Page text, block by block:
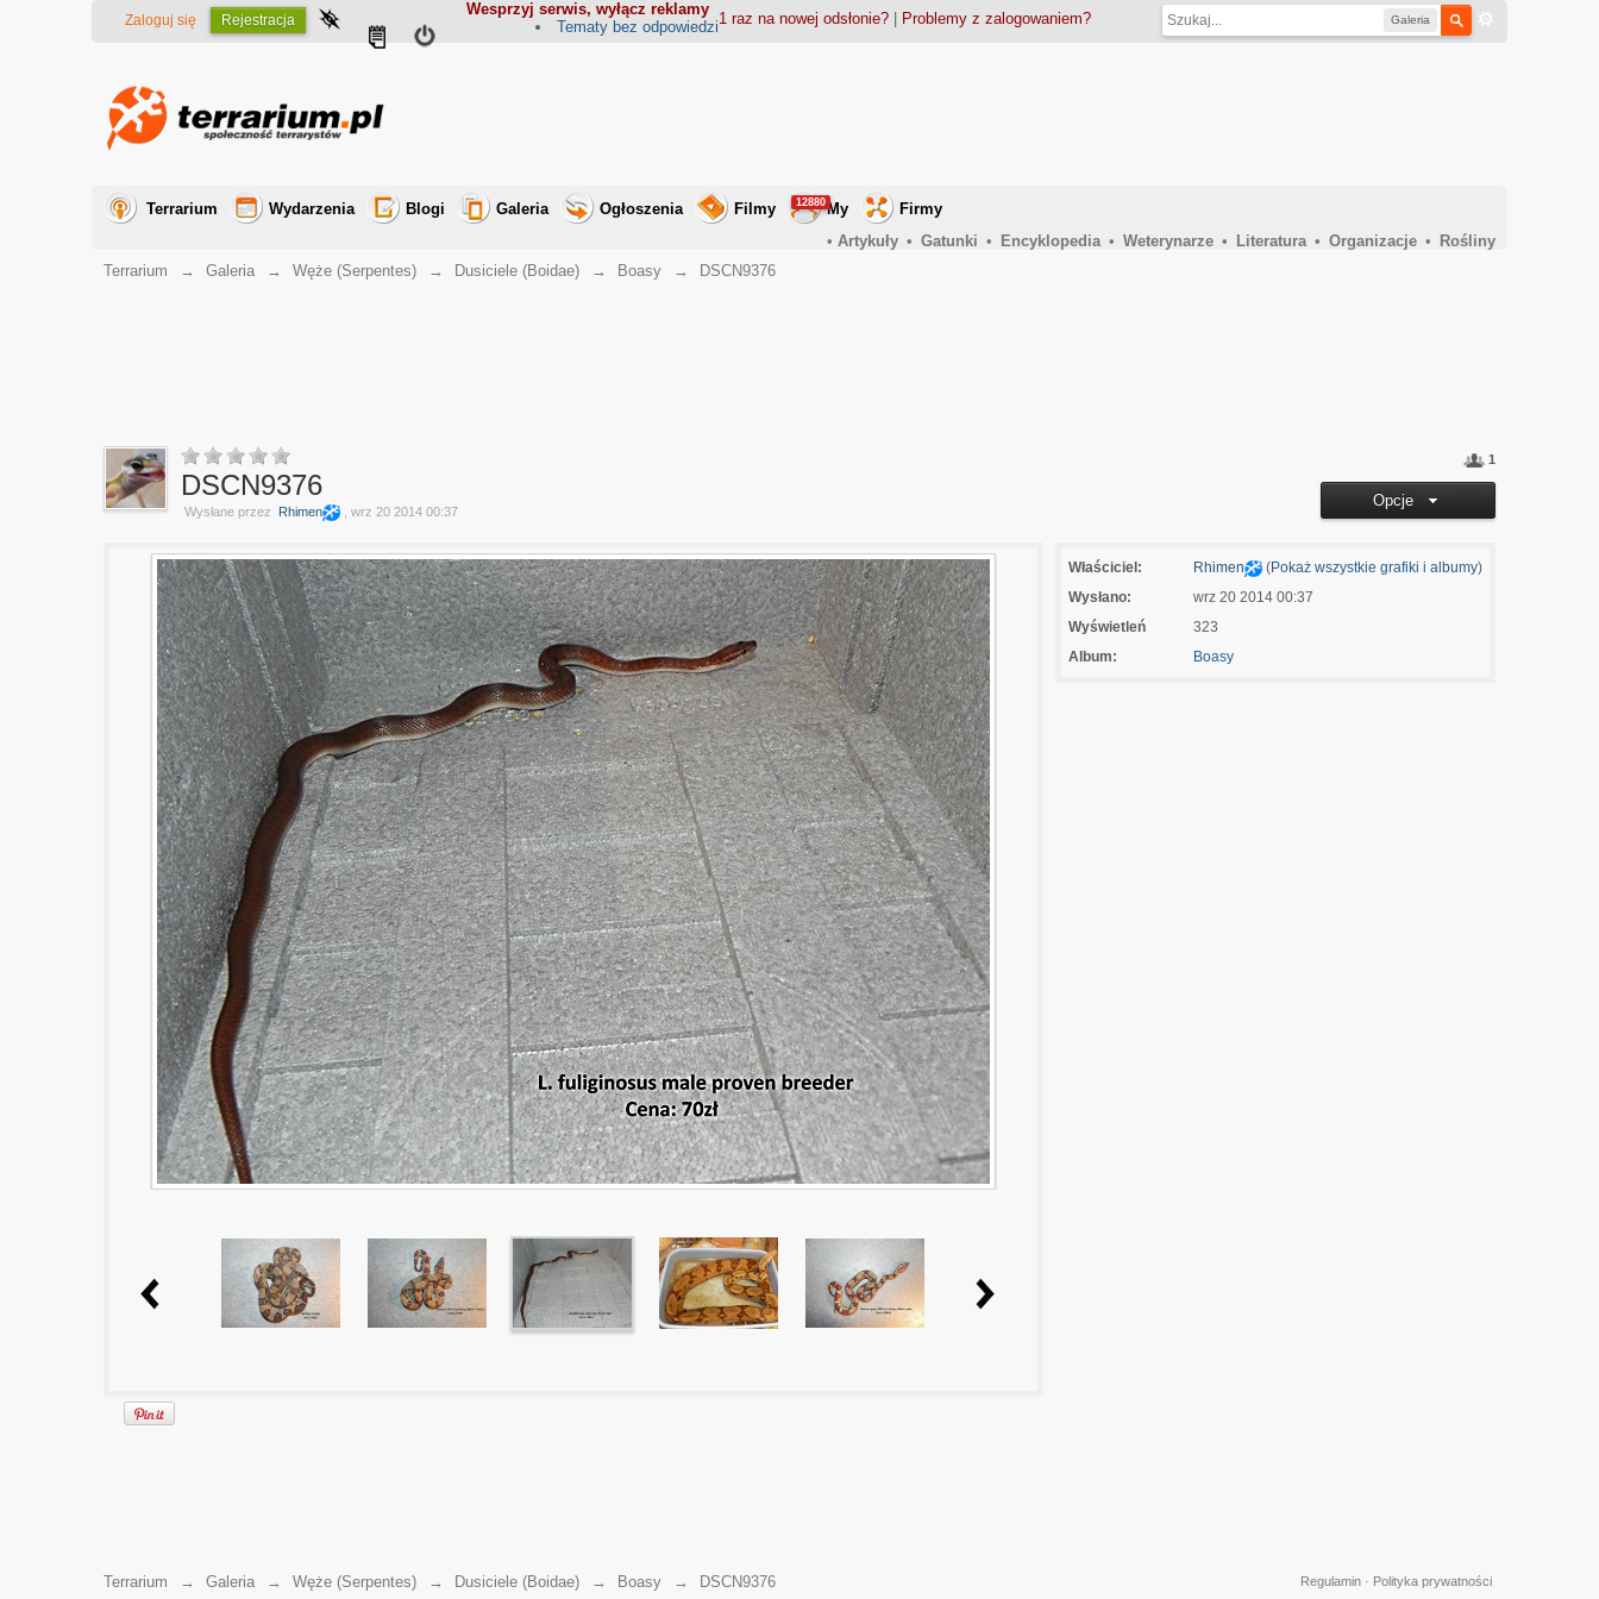
Wesprzyj serwis, wyłącz reklamy
Galeria
Zaloguj się Rejestracja 1 raz na nowej odsłonie?| Problemy z zalogowaniem?
Tematy bez odpowiedzi
Terrarium Wydarzenia Blogi Galeria Ogłoszenia Filmy My
12880
Firmy
• Artykuły • Gatunki • Encyklopedia • Weterynarze • Literatura • Organizacje •
Rośliny
Terrarium
→ Galeria → Węże (Serpentes) → Dusiciele (Boidae) → Boasy → DSCN9376
1
Opcje
DSCN9376
Wysłane przez Rhimen , wrz 20 2014 00:37
Właściciel: Rhimen (Pokaż wszystkie grafiki i albumy)
Wysłano:
wrz 20 2014 00:37
Wyświetleń
323
Album:
Boasy
Terrarium → Galeria → Węże (Serpentes) → Dusiciele (Boidae) → Boasy → DSCN9376 Polityka prywatności
Regulamin·